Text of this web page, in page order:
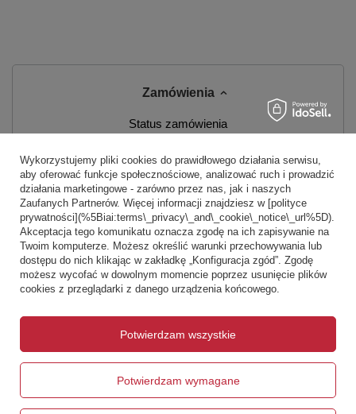
Zamówienia
Status zamówienia
Chcę zareklamować produkt
Chcę zwrócić produkt
Chcę wymienić produkt
Kontakt
Konto
Informacje o sklepie
Wykorzystujemy pliki cookies do prawidłowego działania serwisu,
aby oferować funkcje społecznościowe, analizować ruch i prowadzić
działania marketingowe - zarówno przez nas, jak i naszych
Zaufanych Partnerów. Więcej informacji znajdziesz w [polityce
prywatności](%5Biai:terms\_privacy\_and\_cookie\_notice\_url%5D).
Akceptacja tego komunikatu oznacza zgodę na ich zapisywanie na
Twoim komputerze. Możesz określić warunki przechowywania lub
dostępu do nich klikając w zakładkę „Konfiguracja zgód”. Zgodę
możesz wycofać w dowolnym momencie poprzez usunięcie plików
cookies z przeglądarki z danego urządzenia końcowego.
Potwierdzam wymagane
Potwierdzam wszystkie